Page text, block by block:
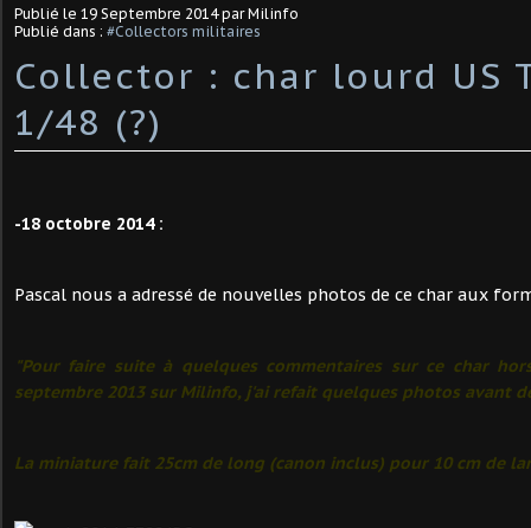
Publié le 19 Septembre 2014par Milinfo
Publié dans : #Collectors militaires
Collector : char lourd US
1/48 (?)
-18 octobre 2014 :
Pascal nous a adressé de nouvelles photos de ce char aux
"Pour faire suite à quelques commentaires sur ce char
septembre 2013 sur Milinfo, j'ai refait quelques photos avant
La miniature fait 25cm de long (canon inclus) pour 10 cm de